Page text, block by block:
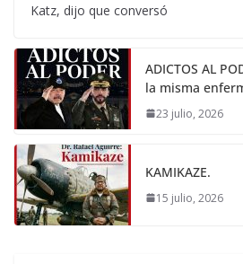
Katz, dijo que conversó
ADICTOS AL
la misma
23 julio, 2026
KAMIKAZE.
15 julio, 2026